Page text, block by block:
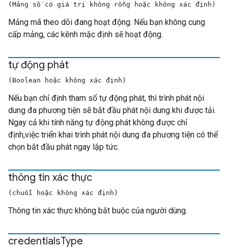
(Mảng số có giá trị không rỗng hoặc không xác định)
Mảng mã theo dõi đang hoạt động. Nếu bạn không cung
cấp mảng, các kênh mặc định sẽ hoạt động.
tự động phát
(Boolean hoặc không xác định)
Nếu bạn chỉ định tham số tự động phát, thì trình phát nội
dung đa phương tiện sẽ bắt đầu phát nội dung khi được tải.
Ngay cả khi tính năng tự động phát không được chỉ
định,việc triển khai trình phát nội dung đa phương tiện có thể
chọn bắt đầu phát ngay lập tức.
thông tin xác thực
(chuỗi hoặc không xác định)
Thông tin xác thực không bắt buộc của người dùng.
credentialsType